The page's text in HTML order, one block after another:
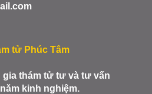
tử Phúc Tâm
gia thám tử tư và tư vấn
kinh nghiệm.